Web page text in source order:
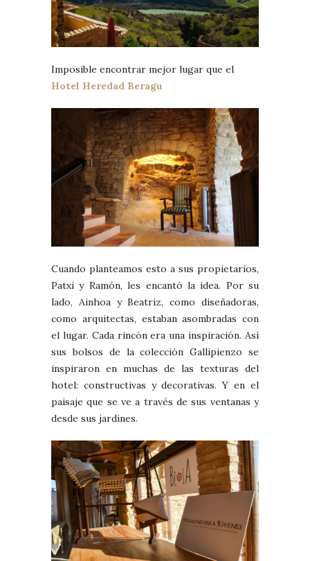
Imposible encontrar mejor lugar que el
Hotel Heredad Beragu
Cuando planteamos esto a sus propietarios,
Patxi y Ramón, les encantó la idea. Por su
lado, Ainhoa y Beatriz, como diseñadoras,
como arquitectas, estaban asombradas con
el lugar. Cada rincón era una inspiración. Así
sus bolsos de la colección Gallipienzo se
inspiraron en muchas de las texturas del
hotel: constructivas y decorativas. Y en el
paisaje que se ve a través de sus ventanas y
desde sus jardines.